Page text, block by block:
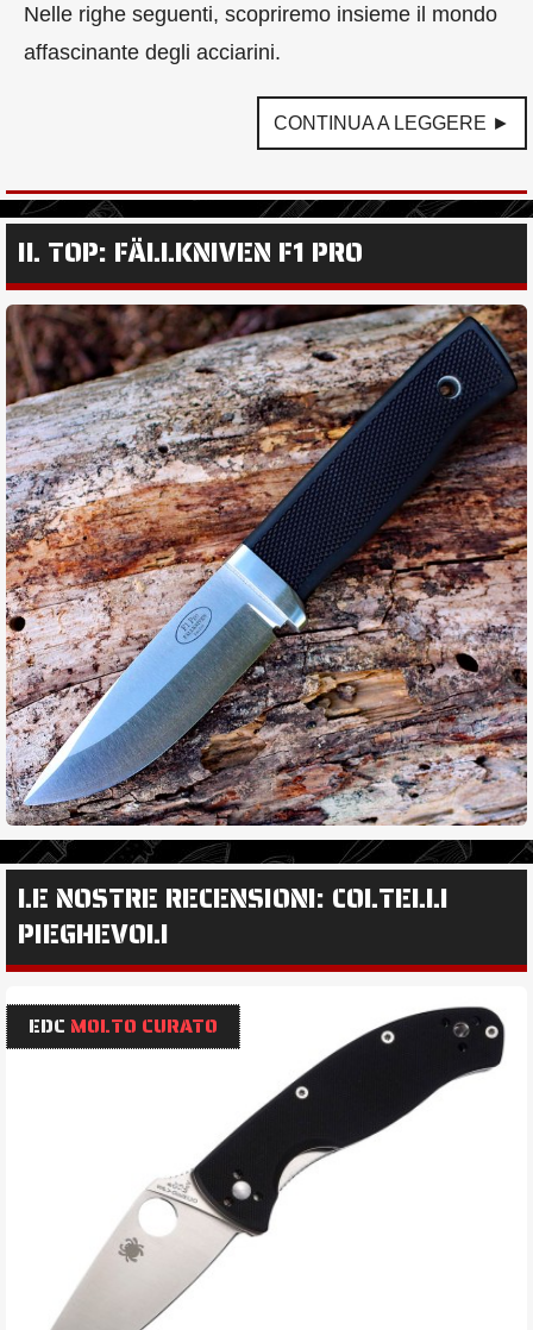
Nelle righe seguenti, scopriremo insieme il mondo
affascinante degli acciarini.
CONTINUA A LEGGERE ►
IL TOP: FÄLLKNIVEN F1 PRO
LE NOSTRE RECENSIONI: COLTELLI
PIEGHEVOLI
EDC MOLTO CURATO